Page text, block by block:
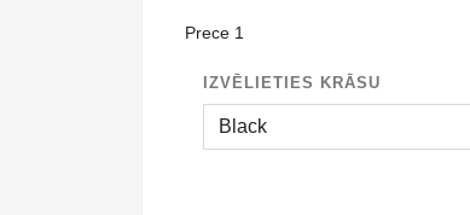
Prece 1
IZVĒLIETIES KRĀSU